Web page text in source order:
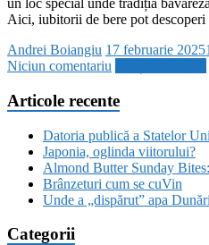
un loc special unde tradiția
Aici, iubitorii de bere pot
Andrei Boiangiu 17 februarie 2025
Niciun comentariu
Articole recente
Datoria publică a Statelor
Japonia, oglinda viitorului?
Almond Butter Sunday
Brânzeturi cum se cuVin
Unde a „dispărut” apa
Categorii